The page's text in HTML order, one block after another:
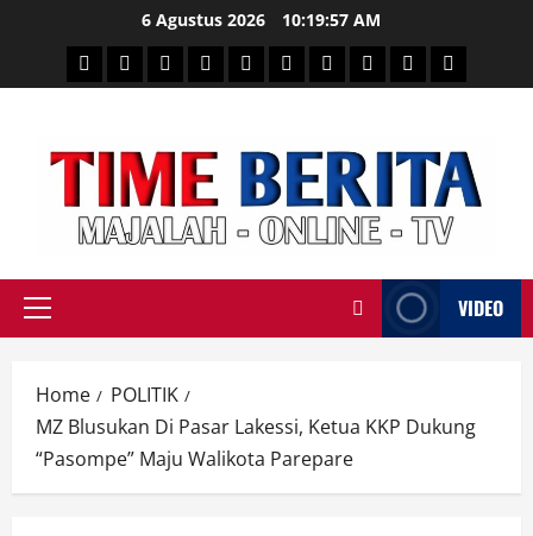
content
6 Agustus 2026 10:19:58 AM
HEADLINE
PARESULSELBAR
POLITIKHUKRIMNASIONAL
PENKESSPORTAINMENT
DUNIAMEDSOS
Primary
VIDEO
Home
POLITIK
MZ Blusukan Di Pasar Lakessi, Ketua KKP Dukung
“Pasompe” Maju Walikota Parepare